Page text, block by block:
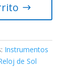
Instrumentos
de Sol